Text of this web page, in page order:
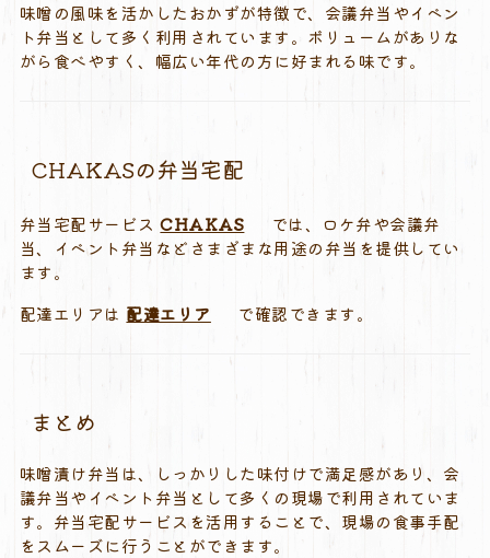
味噌の風味を活かしたおかずが特徴で、会議弁当やイベン
ト弁当として多く利用されています。ボリュームがありな
がら食べやすく、幅広い年代の方に好まれる味です。
CHAKASの弁当宅配
弁当宅配サービスCHAKAS
では、ロケ弁や会議弁
当、イベント弁当などさまざまな用途の弁当を提供してい
ます。
配達エリアは 配達エリア で確認できます。
まとめ
味噌漬け弁当は、しっかりした味付けで満足感があり、会
議弁当やイベント弁当として多くの現場で利用されていま
す。弁当宅配サービスを活用することで、現場の食事手配
をスムーズに行うことができます。